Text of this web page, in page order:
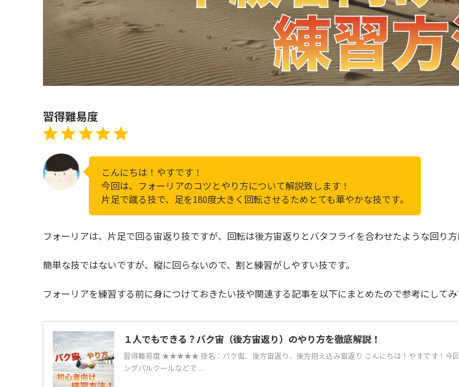
習得難易度
⭐⭐⭐⭐⭐
こんにちは！やすです！
今回は、フォーリアのコツとやり方について解説致します！
片足で蹴る技で、足を180度大きく回転させるためとても華やかな技です。
フォーリアは、片足で回る宙返り技ですが、回転は後方宙返りとバタフライを合わせたような回り方
簡単な技ではないですが、縦に回らないので、割と練習がしやすい技です。
フォーリアを練習する前に身につけておきたい技や関連する記事を以下にまとめたので参考にして
１人でもできる？バク宙（後方宙返り）のやり方を徹底解説！
習得難易度 ★★★★★ 技名：バク宙、後方宙返り、後方抱え込み宙返り こんにちは！やすです！今
ングパルクールなどで ...